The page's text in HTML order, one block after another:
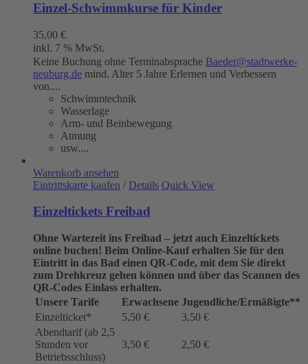
Einzel-Schwimmkurse für Kinder
35,00 €
inkl. 7 % MwSt.
Keine Buchung ohne Terminabsprache Baeder@stadtwerke-
neuburg.de mind. Alter 5 Jahre Erlernen und Verbessern
von....
Schwimmtechnik
Wasserlage
Arm- und Beinbewegung
Atmung
usw....
Warenkorb ansehen
Eintrittskarte kaufen / Details Quick View
Einzeltickets Freibad
Ohne Wartezeit ins Freibad – jetzt auch Einzeltickets
online buchen! Beim Online-Kauf erhalten Sie für den
Eintritt in das Bad einen QR-Code, mit dem Sie direkt
zum Drehkreuz gehen können und über das Scannen des
QR-Codes Einlass erhalten.
Unsere Tarife
Erwachsene Jugendliche/Ermäßigte**
Einzelticket*
5,50 €
3,50 €
Abendtarif (ab 2,5
Stunden vor
Betriebsschluss)
3,50 € 2,50 €